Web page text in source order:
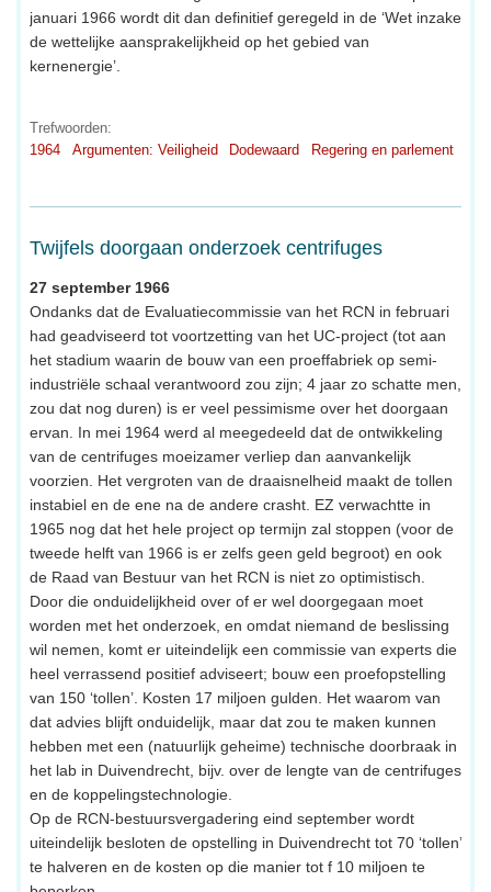
januari 1966 wordt dit dan definitief geregeld in de ‘Wet inzake
de wettelijke aansprakelijkheid op het gebied van
kernenergie’.
Trefwoorden:
1964
Argumenten: Veiligheid Dodewaard Regering en parlement
Twijfels doorgaan onderzoek centrifuges
27 september 1966
Ondanks dat de Evaluatiecommissie van het RCN in februari
had geadviseerd tot voortzetting van het UC-project (tot aan
het stadium waarin de bouw van een proeffabriek op semi-
industriële schaal verantwoord zou zijn; 4 jaar zo schatte men,
zou dat nog duren) is er veel pessimisme over het doorgaan
ervan. In mei 1964 werd al meegedeeld dat de ontwikkeling
van de centrifuges moeizamer verliep dan aanvankelijk
voorzien. Het vergroten van de draaisnelheid maakt de tollen
instabiel en de ene na de andere crasht. EZ verwachtte in
1965 nog dat het hele project op termijn zal stoppen (voor de
tweede helft van 1966 is er zelfs geen geld begroot) en ook
de Raad van Bestuur van het RCN is niet zo optimistisch.
Door die onduidelijkheid over of er wel doorgegaan moet
worden met het onderzoek, en omdat niemand de beslissing
wil nemen, komt er uiteindelijk een commissie van experts die
heel verrassend positief adviseert; bouw een proefopstelling
van 150 ‘tollen’. Kosten 17 miljoen gulden. Het waarom van
dat advies blijft onduidelijk, maar dat zou te maken kunnen
hebben met een (natuurlijk geheime) technische doorbraak in
het lab in Duivendrecht, bijv. over de lengte van de centrifuges
en de koppelingstechnologie.
Op de RCN-bestuursvergadering eind september wordt
uiteindelijk besloten de opstelling in Duivendrecht tot 70 ‘tollen’
te halveren en de kosten op die manier tot f 10 miljoen te